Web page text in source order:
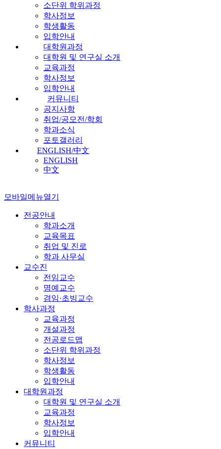
소단위 학위과정
학사정보
학생활동
입학안내
대학원과정
대학원 및 연구실 소개
교육과정
학사정보
입학안내
커뮤니티
공지사항
취업/공모전/학회
학과소식
포토갤러리
ENGLISH/中文
ENGLISH
中文
모바일메뉴열기
전공안내
학과소개
교육목표
취업 및 진로
학과 사무실
교수진
전임교수
명예교수
겸임·초빙교수
학사과정
교육과정
개설과정
전공로드맵
소단위 학위과정
학사정보
학생활동
입학안내
대학원과정
대학원 및 연구실 소개
교육과정
학사정보
입학안내
커뮤니티